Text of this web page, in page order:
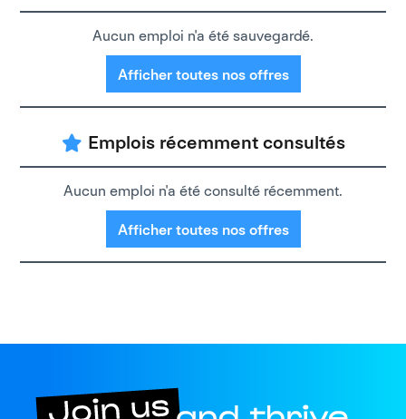
Aucun emploi n'a été sauvegardé.
Afficher toutes nos offres
Emplois récemment consultés
Aucun emploi n'a été consulté récemment.
Afficher toutes nos offres